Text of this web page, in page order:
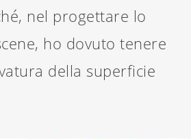
nel progettare lo
ho dovuto tenere
della superficie